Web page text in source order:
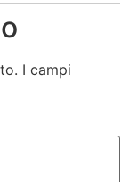
I campi